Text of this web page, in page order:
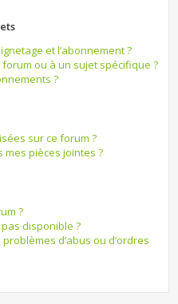
et l’abonnement ?
ou à un sujet spécifique ?
?
sur ce forum ?
pièces jointes ?
?
disponible ?
d’abus ou d’ordres